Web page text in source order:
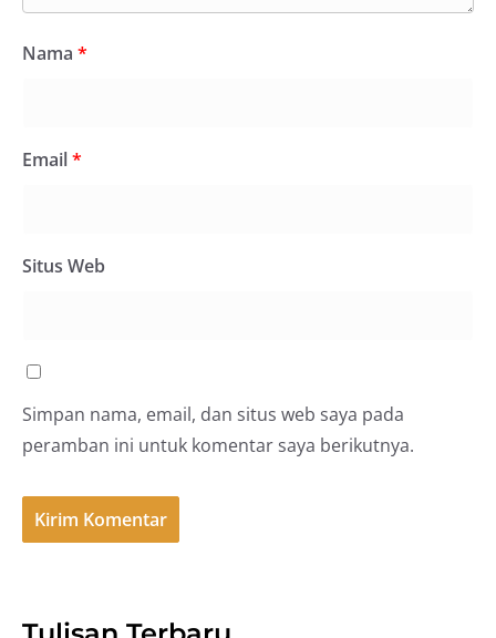
Nama *
Email*
Situs Web
Simpan nama, email, dan situs web saya pada
peramban ini untuk komentar saya berikutnya.